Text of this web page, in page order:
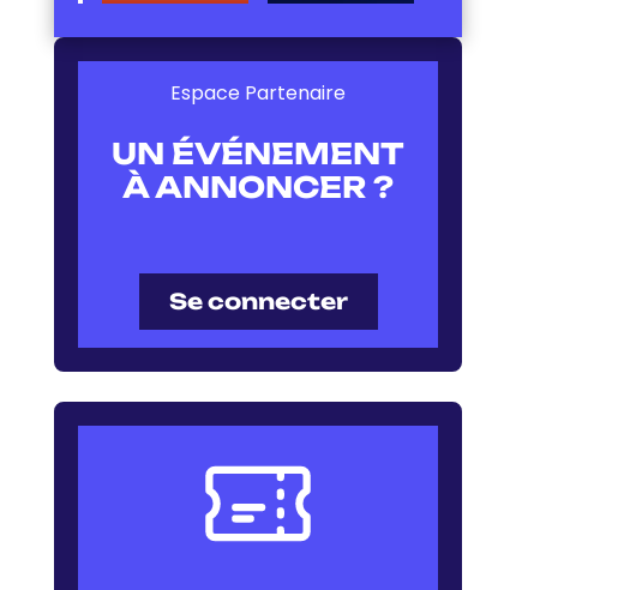
Espace Partenaire
UN ÉVÉNEMENT
À ANNONCER ?
Se connecter